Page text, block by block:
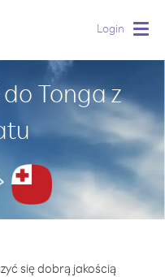
Login
Tonga z
się dobrą jakością